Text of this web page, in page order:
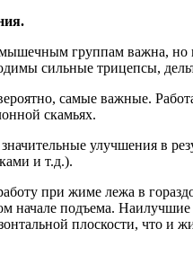
группам важна, но
сильные трицепсы,
самые важные.
скамьях.
улучшения в
и т.д.).
при жиме лежа в
начале подъема.
плоскости, что и